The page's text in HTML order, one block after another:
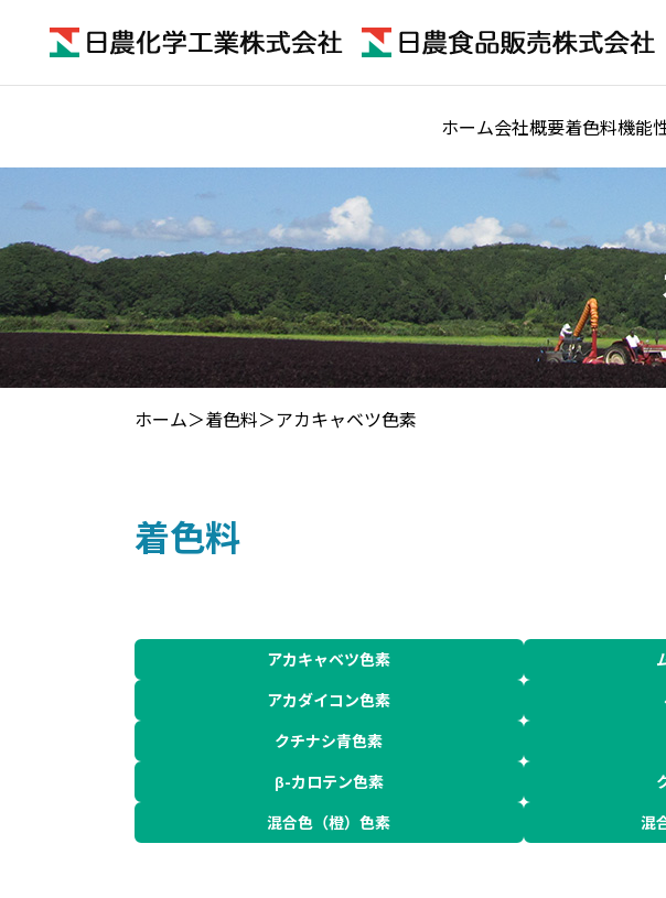
ホーム会社概要着色料機能
ホーム 着色料 アカキャベツ色素
着色料
アカキャベツ色素
アカダイコン色素
クチナシ青色素
β-カロテン色素
混合色（橙）色素
混